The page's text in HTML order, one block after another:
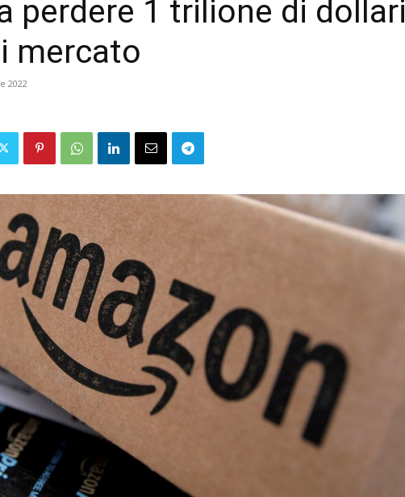
perdere 1 trilione di dollari
mercato
2022